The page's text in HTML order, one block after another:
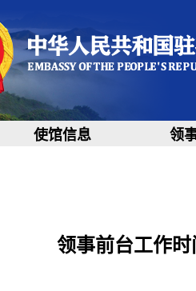
使馆信息 领
领事前台工作